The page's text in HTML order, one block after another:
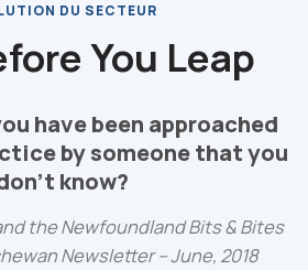
DU SECTEUR
You Leap
have been approached
by someone that you
know?
the Newfoundland Bits & Bites
Newsletter – June, 2018